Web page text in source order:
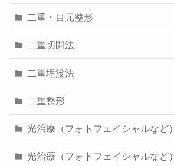
二重・目元整形
二重切開法
二重埋没法
二重整形
光治療（フォトフェイシャルなど）
光治療（フォトフェイシャルなど）